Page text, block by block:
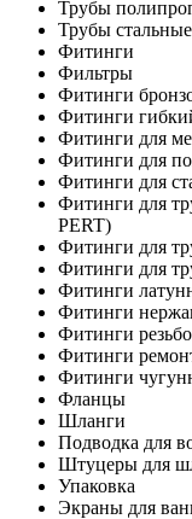
Трубы
Трубы стальные
Фитинги
Фильтры
Фитинги
Фитинги
Фитинги для
Фитинги для
Фитинги для
Фитинги для
PERT)
Фитинги для
Фитинги для
Фитинги
Фитинги
Фитинги
Фитинги
Фитинги
Фланцы
Шланги
Подводка для
Штуцеры для
Упаковка
Экраны для